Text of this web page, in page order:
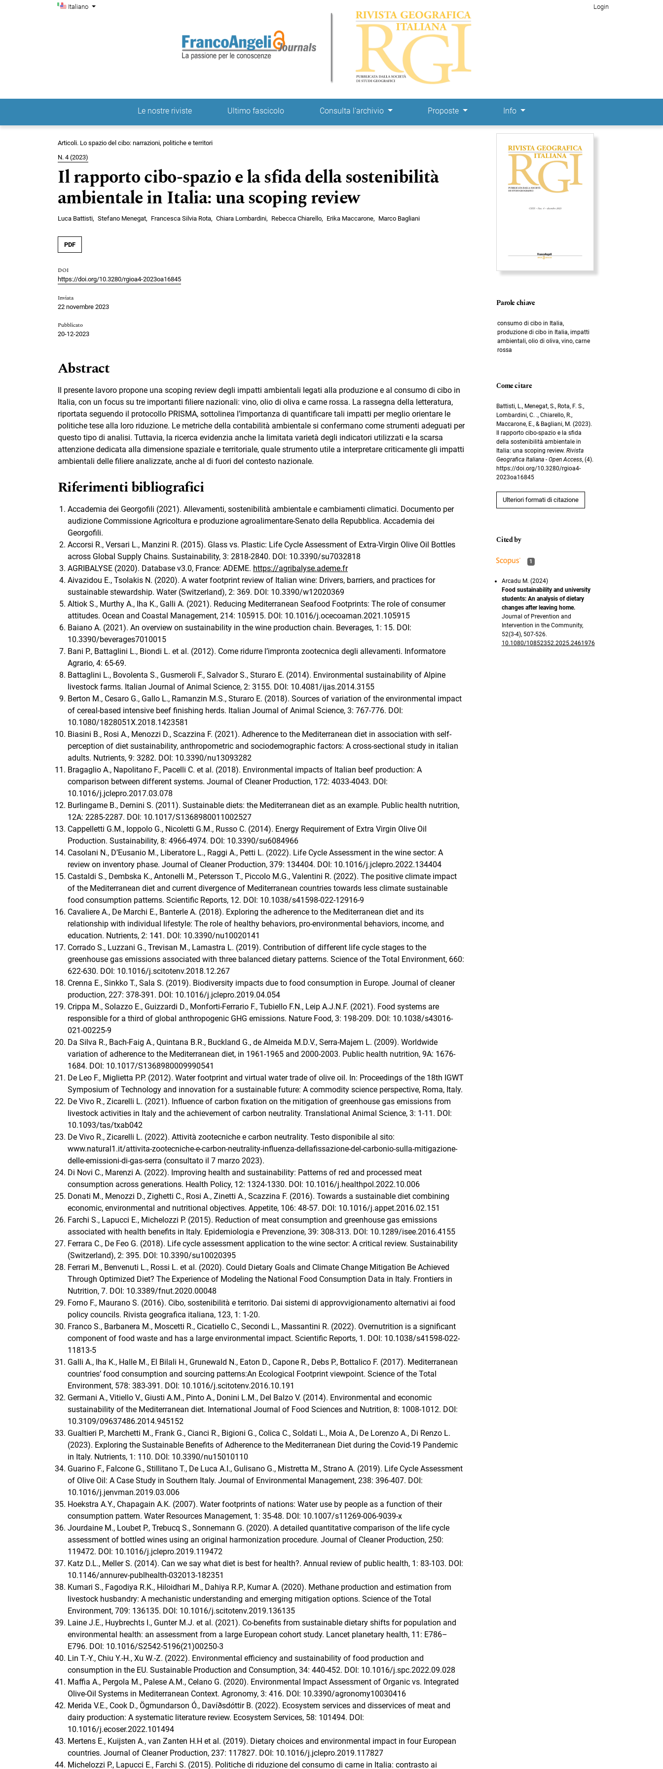
Salta al menu principale di navigazione
Salta al contenuto principale
Salta al piè di pagina del sitoCambia la lingua. La lingua corrente è:
Italiano
Menu di amministrazione Login
Menu principale Le nostre riviste Ultimo fascicolo Consulta l'archivio Proposte Info
Articoli. Lo spazio del cibo: narrazioni, politiche e territori
N. 4 (2023)
Il rapporto cibo-spazio e la sfida della sostenibilità
ambientale in Italia: una scoping review
Luca Battisti Stefano Menegat Francesca Silvia Rota Chiara Lombardini Rebecca Chiarello Erika Maccarone Marco Bagliani
PDF
DOI
https://doi.org/10.3280/rgioa4-2023oa16845
Inviata
22 novembre 2023
Pubblicato
20-12-2023
Abstract
Il presente lavoro propone una scoping review degli impatti ambientali legati alla produzione e al consumo di cibo in
Italia, con un focus su tre importanti filiere nazionali: vino, olio di oliva e carne rossa. La rassegna della letteratura,
riportata seguendo il protocollo PRISMA, sottolinea l’importanza di quantificare tali impatti per meglio orientare le
politiche tese alla loro riduzione. Le metriche della contabilità ambientale si confermano come strumenti adeguati per
questo tipo di analisi. Tuttavia, la ricerca evidenzia anche la limitata varietà degli indicatori utilizzati e la scarsa
attenzione dedicata alla dimensione spaziale e territoriale, quale strumento utile a interpretare criticamente gli impatti
ambientali delle filiere analizzate, anche al di fuori del contesto nazionale.
Riferimenti bibliografici
Accademia dei Georgofili (2021). Allevamenti, sostenibilità ambientale e cambiamenti climatici. Documento per
audizione Commissione Agricoltura e produzione agroalimentare-Senato della Repubblica. Accademia dei
Georgofili.
Accorsi R., Versari L., Manzini R. (2015). Glass vs. Plastic: Life Cycle Assessment of Extra-Virgin Olive Oil Bottles
across Global Supply Chains. Sustainability, 3: 2818-2840. DOI: 10.3390/su7032818
AGRIBALYSE (2020). Database v3.0, France: ADEME. https://agribalyse.ademe.fr
Aivazidou E., Tsolakis N. (2020). A water footprint review of Italian wine: Drivers, barriers, and practices for
sustainable stewardship. Water (Switzerland), 2: 369. DOI: 10.3390/w12020369
Altiok S., Murthy A., Iha K., Galli A. (2021). Reducing Mediterranean Seafood Footprints: The role of consumer
attitudes. Ocean and Coastal Management, 214: 105915. DOI: 10.1016/j.ocecoaman.2021.105915
Baiano A. (2021). An overview on sustainability in the wine production chain. Beverages, 1: 15. DOI:
10.3390/beverages7010015
Bani P., Battaglini L., Biondi L. et al. (2012). Come ridurre l’impronta zootecnica degli allevamenti. Informatore
Agrario, 4: 65-69.
Battaglini L., Bovolenta S., Gusmeroli F., Salvador S., Sturaro E. (2014). Environmental sustainability of Alpine
livestock farms. Italian Journal of Animal Science, 2: 3155. DOI: 10.4081/ijas.2014.3155
Berton M., Cesaro G., Gallo L., Ramanzin M.S., Sturaro E. (2018). Sources of variation of the environmental impact
of cereal-based intensive beef finishing herds. Italian Journal of Animal Science, 3: 767-776. DOI:
10.1080/1828051X.2018.1423581
Biasini B., Rosi A., Menozzi D., Scazzina F. (2021). Adherence to the Mediterranean diet in association with self-
perception of diet sustainability, anthropometric and sociodemographic factors: A cross-sectional study in italian
adults. Nutrients, 9: 3282. DOI: 10.3390/nu13093282
Bragaglio A., Napolitano F., Pacelli C. et al. (2018). Environmental impacts of Italian beef production: A
comparison between different systems. Journal of Cleaner Production, 172: 4033-4043. DOI:
10.1016/j.jclepro.2017.03.078
Burlingame B., Dernini S. (2011). Sustainable diets: the Mediterranean diet as an example. Public health nutrition,
12A: 2285-2287. DOI: 10.1017/S1368980011002527
Cappelletti G.M., Ioppolo G., Nicoletti G.M., Russo C. (2014). Energy Requirement of Extra Virgin Olive Oil
Production. Sustainability, 8: 4966-4974. DOI: 10.3390/su6084966
Casolani N., D’Eusanio M., Liberatore L., Raggi A., Petti L. (2022). Life Cycle Assessment in the wine sector: A
review on inventory phase. Journal of Cleaner Production, 379: 134404. DOI: 10.1016/j.jclepro.2022.134404
Castaldi S., Dembska K., Antonelli M., Petersson T., Piccolo M.G., Valentini R. (2022). The positive climate impact
of the Mediterranean diet and current divergence of Mediterranean countries towards less climate sustainable
food consumption patterns. Scientific Reports, 12. DOI: 10.1038/s41598-022-12916-9
Cavaliere A., De Marchi E., Banterle A. (2018). Exploring the adherence to the Mediterranean diet and its
relationship with individual lifestyle: The role of healthy behaviors, pro-environmental behaviors, income, and
education. Nutrients, 2: 141. DOI: 10.3390/nu10020141
Corrado S., Luzzani G., Trevisan M., Lamastra L. (2019). Contribution of different life cycle stages to the
greenhouse gas emissions associated with three balanced dietary patterns. Science of the Total Environment, 660:
622-630. DOI: 10.1016/j.scitotenv.2018.12.267
Crenna E., Sinkko T., Sala S. (2019). Biodiversity impacts due to food consumption in Europe. Journal of cleaner
production, 227: 378-391. DOI: 10.1016/j.jclepro.2019.04.054
Crippa M., Solazzo E., Guizzardi D., Monforti-Ferrario F., Tubiello F.N., Leip A.J.N.F. (2021). Food systems are
responsible for a third of global anthropogenic GHG emissions. Nature Food, 3: 198-209. DOI: 10.1038/s43016-
021-00225-9
Da Silva R., Bach-Faig A., Quintana B.R., Buckland G., de Almeida M.D.V., Serra-Majem L. (2009). Worldwide
variation of adherence to the Mediterranean diet, in 1961-1965 and 2000-2003. Public health nutrition, 9A: 1676-
1684. DOI: 10.1017/S1368980009990541
De Leo F., Miglietta P.P. (2012). Water footprint and virtual water trade of olive oil. In: Proceedings of the 18th IGWT
Symposium of Technology and innovation for a sustainable future: A commodity science perspective, Roma, Italy.
De Vivo R., Zicarelli L. (2021). Influence of carbon fixation on the mitigation of greenhouse gas emissions from
livestock activities in Italy and the achievement of carbon neutrality. Translational Animal Science, 3: 1-11. DOI:
10.1093/tas/txab042
De Vivo R., Zicarelli L. (2022). Attività zootecniche e carbon neutrality. Testo disponibile al sito:
www.natural1.it/attivita-zootecniche-e-carbon-neutrality-influenza-dellafissazione-del-carbonio-sulla-mitigazione-
delle-emissioni-di-gas-serra (consultato il 7 marzo 2023).
Di Novi C., Marenzi A. (2022). Improving health and sustainability: Patterns of red and processed meat
consumption across generations. Health Policy, 12: 1324-1330. DOI: 10.1016/j.healthpol.2022.10.006
Donati M., Menozzi D., Zighetti C., Rosi A., Zinetti A., Scazzina F. (2016). Towards a sustainable diet combining
economic, environmental and nutritional objectives. Appetite, 106: 48-57. DOI: 10.1016/j.appet.2016.02.151
Farchi S., Lapucci E., Michelozzi P. (2015). Reduction of meat consumption and greenhouse gas emissions
associated with health benefits in Italy. Epidemiologia e Prevenzione, 39: 308-313. DOI: 10.1289/isee.2016.4155
Ferrara C., De Feo G. (2018). Life cycle assessment application to the wine sector: A critical review. Sustainability
(Switzerland), 2: 395. DOI: 10.3390/su10020395
Ferrari M., Benvenuti L., Rossi L. et al. (2020). Could Dietary Goals and Climate Change Mitigation Be Achieved
Through Optimized Diet? The Experience of Modeling the National Food Consumption Data in Italy. Frontiers in
Nutrition, 7. DOI: 10.3389/fnut.2020.00048
Forno F., Maurano S. (2016). Cibo, sostenibilità e territorio. Dai sistemi di approvvigionamento alternativi ai food
policy councils. Rivista geografica italiana, 123, 1: 1-20.
Franco S., Barbanera M., Moscetti R., Cicatiello C., Secondi L., Massantini R. (2022). Overnutrition is a significant
component of food waste and has a large environmental impact. Scientific Reports, 1. DOI: 10.1038/s41598-022-
11813-5
Galli A., Iha K., Halle M., El Bilali H., Grunewald N., Eaton D., Capone R., Debs P., Bottalico F. (2017). Mediterranean
countries’ food consumption and sourcing patterns:An Ecological Footprint viewpoint. Science of the Total
Environment, 578: 383-391. DOI: 10.1016/j.scitotenv.2016.10.191
Germani A., Vitiello V., Giusti A.M., Pinto A., Donini L.M., Del Balzo V. (2014). Environmental and economic
sustainability of the Mediterranean diet. International Journal of Food Sciences and Nutrition, 8: 1008-1012. DOI:
10.3109/09637486.2014.945152
Gualtieri P., Marchetti M., Frank G., Cianci R., Bigioni G., Colica C., Soldati L., Moia A., De Lorenzo A., Di Renzo L.
(2023). Exploring the Sustainable Benefits of Adherence to the Mediterranean Diet during the Covid-19 Pandemic
in Italy. Nutrients, 1: 110. DOI: 10.3390/nu15010110
Guarino F., Falcone G., Stillitano T., De Luca A.I., Gulisano G., Mistretta M., Strano A. (2019). Life Cycle Assessment
of Olive Oil: A Case Study in Southern Italy. Journal of Environmental Management, 238: 396-407. DOI:
10.1016/j.jenvman.2019.03.006
Hoekstra A.Y., Chapagain A.K. (2007). Water footprints of nations: Water use by people as a function of their
consumption pattern. Water Resources Management, 1: 35-48. DOI: 10.1007/s11269-006-9039-x
Jourdaine M., Loubet P., Trebucq S., Sonnemann G. (2020). A detailed quantitative comparison of the life cycle
assessment of bottled wines using an original harmonization procedure. Journal of Cleaner Production, 250:
119472. DOI: 10.1016/j.jclepro.2019.119472
Katz D.L., Meller S. (2014). Can we say what diet is best for health?. Annual review of public health, 1: 83-103. DOI:
10.1146/annurev-publhealth-032013-182351
Kumari S., Fagodiya R.K., Hiloidhari M., Dahiya R.P., Kumar A. (2020). Methane production and estimation from
livestock husbandry: A mechanistic understanding and emerging mitigation options. Science of the Total
Environment, 709: 136135. DOI: 10.1016/j.scitotenv.2019.136135
Laine J.E., Huybrechts I., Gunter M.J. et al. (2021). Co-benefits from sustainable dietary shifts for population and
environmental health: an assessment from a large European cohort study. Lancet planetary health, 11: E786–
E796. DOI: 10.1016/S2542-5196(21)00250-3
Lin T.-Y., Chiu Y.-H., Xu W.-Z. (2022). Environmental efficiency and sustainability of food production and
consumption in the EU. Sustainable Production and Consumption, 34: 440-452. DOI: 10.1016/j.spc.2022.09.028
Maffia A., Pergola M., Palese A.M., Celano G. (2020). Environmental Impact Assessment of Organic vs. Integrated
Olive-Oil Systems in Mediterranean Context. Agronomy, 3: 416. DOI: 10.3390/agronomy10030416
Merida V.E., Cook D., Ögmundarson Ó., Davíðsdóttir B. (2022). Ecosystem services and disservices of meat and
dairy production: A systematic literature review. Ecosystem Services, 58: 101494. DOI:
10.1016/j.ecoser.2022.101494
Mertens E., Kuijsten A., van Zanten H.H et al. (2019). Dietary choices and environmental impact in four European
countries. Journal of Cleaner Production, 237: 117827. DOI: 10.1016/j.jclepro.2019.117827
Michelozzi P., Lapucci E., Farchi S. (2015). Politiche di riduzione del consumo di carne in Italia: contrasto ai
Immagine di copertina
Parole chiave
consumo di cibo in Italia,
produzione di cibo in Italia, impatti
ambientali, olio di oliva, vino, carne
rossa
Come citare
Battisti, L., Menegat, S., Rota, F. S.,
Lombardini, C. ., Chiarello, R.,
Maccarone, E., & Bagliani, M. (2023).
Il rapporto cibo-spazio e la sfida
della sostenibilità ambientale in
Italia: una scoping review.Rivista
Geografica Italiana - Open Access, (4).
https://doi.org/10.3280/rgioa4-
2023oa16845
Ulteriori formati di citazione
1
Arcadu M. (2024)
Food sustainability and university
students: An analysis of dietary
changes after leaving home.
Journal of Prevention and
Intervention in the Community,
52(3-4), 507-526.
10.1080/10852352.2025.2461976